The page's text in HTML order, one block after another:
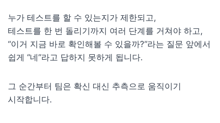
누가 테스트를 할 수 있는지가 제한되고,
테스트를 한 번 돌리기까지 여러 단계를 거쳐야 하고,
“이거 지금 바로 확인해볼 수 있을까?”라는 질문 앞에서
쉽게 “네”라고 답하지 못하게 됩니다.
그 순간부터 팀은 확신 대신 추측으로 움직이기
시작합니다.